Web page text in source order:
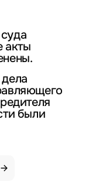
акты
были